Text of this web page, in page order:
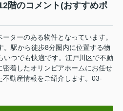
階のコメント(おすすめポ
ターのある物件となっています。
。駅から徒歩8分圏内に位置する物
いつでも快適です。江戸川区で不動
着したオリンピアホームにお任せ
動産情報をご紹介します。03-